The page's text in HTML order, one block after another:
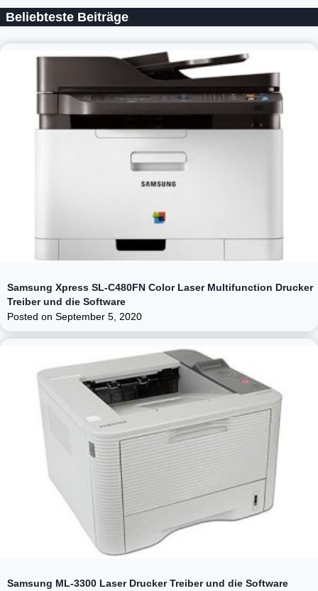
Beliebteste Beiträge
Samsung Xpress SL-C480FN Color Laser Multifunction Drucker
Treiber und die Software
Posted on September 5, 2020
Samsung ML-3300 Laser Drucker Treiber und die Software